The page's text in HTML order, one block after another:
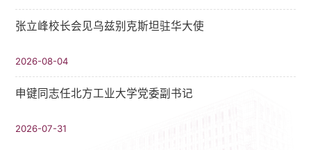
张立峰校长会见乌兹别克斯坦驻华大使
2026-08-04
申键同志任北方工业大学党委副书记
2026-07-31